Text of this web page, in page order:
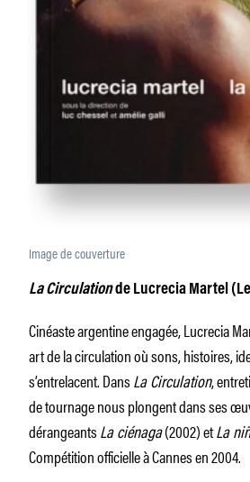
Image de couverture
La Circulationde Lucrecia Martel
Cinéaste argentine engagée, Lucrecia
art de la circulation où sons, histoires,
s’entrelacent. DansLa Circulation,
de tournage nous plongent dans ses
dérangeantsLa ciénaga(2002) etLa
Compétition officielle à Cannes en 2004.